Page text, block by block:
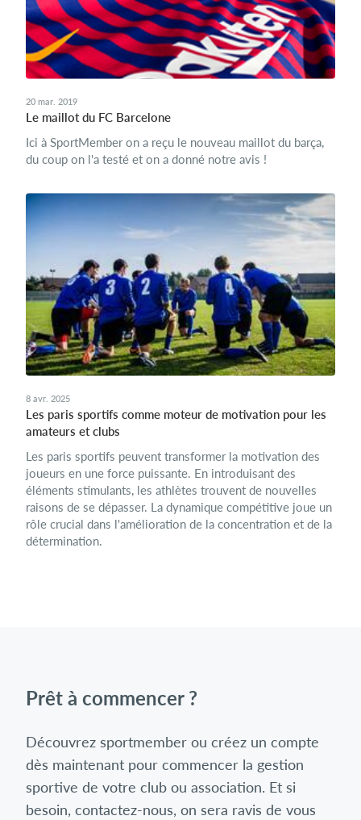
20 mar. 2019
Le maillot du FC Barcelone
Ici à SportMember on a reçu le nouveau maillot du barça,
du coup on l'a testé et on a donné notre avis !
8 avr. 2025
Les paris sportifs comme moteur de motivation pour les
amateurs et clubs
Les paris sportifs peuvent transformer la motivation des
joueurs en une force puissante. En introduisant des
éléments stimulants, les athlètes trouvent de nouvelles
raisons de se dépasser. La dynamique compétitive joue un
rôle crucial dans l'amélioration de la concentration et de la
détermination.
Prêt à commencer ?
Découvrez sportmember ou créez un compte
dès maintenant pour commencer la gestion
sportive de votre club ou association. Et si
besoin, contactez-nous, on sera ravis de vous